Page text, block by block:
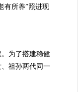
有所养”照进现
为了搭建稳健
祖孙两代同一